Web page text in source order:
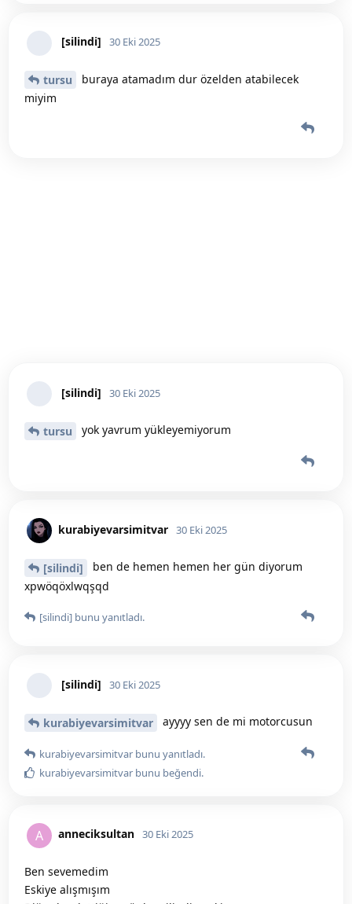
[silindi] 30 Eki 2025
tursu
buraya atamadım dur özelden atabilecek
miyim
[silindi] 30 Eki 2025
tursu yok yavrum yükleyemiyorum
kurabiyevarsimitvar 30 Eki 2025
[silindi]
ben de hemen hemen her gün diyorum
xpwöqöxlwqşqd
[silindi] bunu yanıtladı.
[silindi] 30 Eki 2025
kurabiyevarsimitvar ayyyy sen de mi motorcusun
kurabiyevarsimitvar bunu yanıtladı.
kurabiyevarsimitvar bunu beğendi.
A anneciksultan 30 Eki 2025
Ben sevemedim
Eskiye alışmışım